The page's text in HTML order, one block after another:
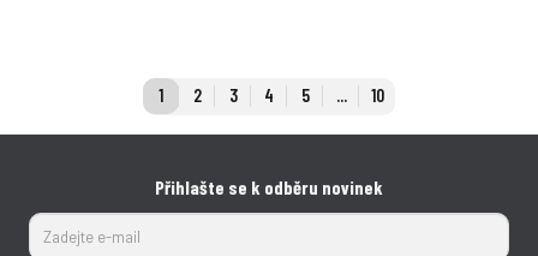
1 2 3 4 5 ... 10
Přihlašte se k odběru novinek